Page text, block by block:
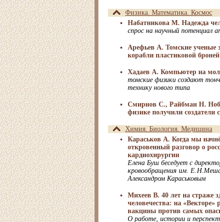
Физика. Математика. Космос
Набатникова М. Надежда
спрос на научный потенциал
Арефьев А. Томские ученые
корабли пластиковой броней
Хадаев А. Компьютер на
томские физики создают
технику нового типа
Смирнов С., Райбман Н.
физике получили создатели
Химия. Биология. Медицина
Караськов А. Когда мы
откровенный разговор о
кардиохирургии
Елена Буш беседует с
кровообращения им.
Александром Караськовым
Михеев В. 40 лет на страже
человечества: на «Векторе»
вакцины против самых
О работе, истории и